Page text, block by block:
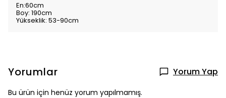
En:60cm
Boy: 190cm
Yükseklik: 53-90cm
Yorumlar Yorum Yap
Bu ürün için henüz yorum yapılmamış.